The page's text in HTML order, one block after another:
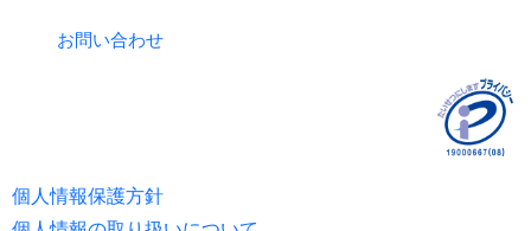
お問い合わせ
個人情報保護方針